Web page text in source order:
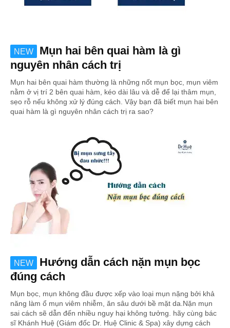
NEW
Mụn hai bên quai hàm là gì
nguyên nhân cách trị
Mụn hai bên quai hàm thường là những nốt mụn bọc, mụn viêm
nằm ở vị trí 2 bên quai hàm, kéo dài lâu và dễ để lại thâm mụn,
sẹo rỗ nếu không xử lý đúng cách. Vậy bạn đã biết mụn hai bên
quai hàm là gì nguyên nhân cách trị ra sao?
NEW
Hướng dẫn cách nặn mụn bọc
đúng cách
Mụn bọc, mụn không đầu được xếp vào loại mụn nặng bởi khả
năng làm ổ mụn viêm nhiễm, ăn sâu dưới bề mặt da.Nặn mụn
sai cách sẽ dẫn đến nhiều nguy hại không tưởng. hãy cùng bác
sĩ Khánh Huệ (Giám đốc Dr. Huệ Clinic & Spa) xây dựng cách